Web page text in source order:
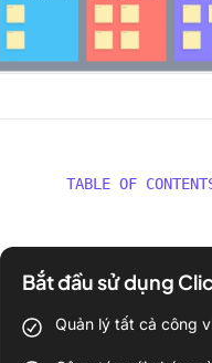
TABLE OF
Bắt đầu sử dụng
Quản lý tất cả công